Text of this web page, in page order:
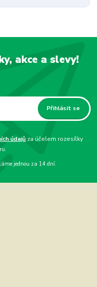
akce a slevy!
Přihlásit se
údajů za účelem rozesílky
jednou za 14 dní.